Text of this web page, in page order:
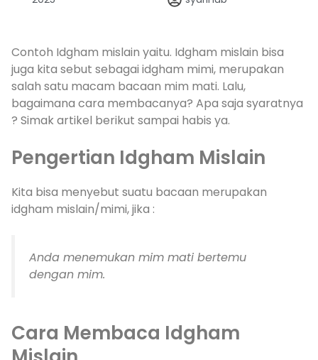
Contoh Idgham mislain yaitu. Idgham mislain bisa
juga kita sebut sebagai idgham mimi, merupakan
salah satu macam bacaan mim mati. Lalu,
bagaimana cara membacanya? Apa saja syaratnya
? Simak artikel berikut sampai habis ya.
Pengertian Idgham Mislain
Kita bisa menyebut suatu bacaan merupakan
idgham mislain/mimi, jika :
Anda menemukan mim mati bertemu
dengan mim.
Cara Membaca Idgham